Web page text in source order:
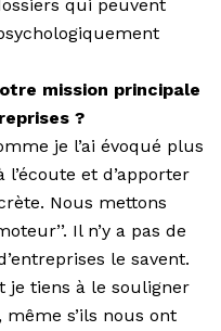
qui peuvent
mission principale
?
je l’ai évoqué plus
l’écoute et d’apporter
Nous mettons
Il n’y a pas de
le savent.
je tiens à le souligner
même s’ils nous ont